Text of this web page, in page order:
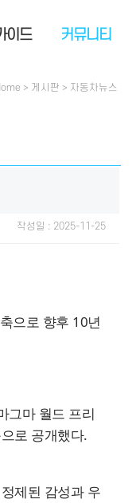
이드 커뮤니티
> 게시판 > 자동차뉴스
작성일 : 2025-11-25
으로 향후 10년
그마 월드 프리
로 공개했다.
제된 감성과 우